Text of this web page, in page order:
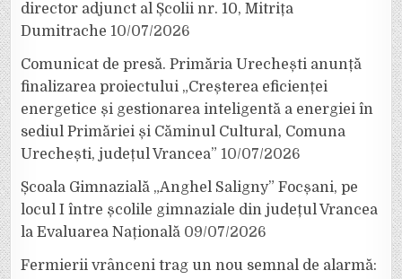
director adjunct al Școlii nr. 10, Mitrița
Dumitrache 10/07/2026
Comunicat de presă. Primăria Urechești anunță
finalizarea proiectului „Creșterea eficienței
energetice și gestionarea inteligentă a energiei în
sediul Primăriei și Căminul Cultural, Comuna
Urechești, județul Vrancea” 10/07/2026
Școala Gimnazială „Anghel Saligny” Focșani, pe
locul I între școlile gimnaziale din județul Vrancea
la Evaluarea Națională 09/07/2026
Fermierii vrânceni trag un nou semnal de alarmă: